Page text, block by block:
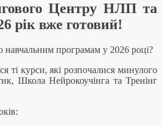
Центру НЛП та
рік вже готовий!
програмам у 2026 році?
ті курси, які розпочалися минулого
Школа Нейрокоучінга та Тренінг